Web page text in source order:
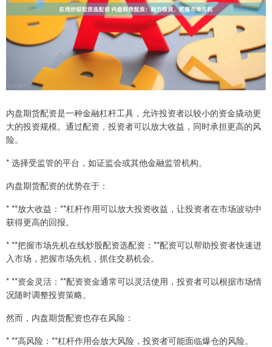
内盘期货配资是一种金融杠杆工具，允许投资者以较小的资金撬动更
大的投资规模。通过配资，投资者可以放大收益，同时承担更高的风
险。
* 选择受监管的平台，如证监会或其他金融监管机构。
内盘期货配资的优势在于：
* **放大收益：**杠杆作用可以放大投资收益，让投资者在市场波动中
获得更高的回报。
* **把握市场先机在线炒股配资选配资：**配资可以帮助投资者快速进
入市场，把握市场先机，抓住交易机会。
* **资金灵活：**配资资金通常可以灵活使用，投资者可以根据市场情
况随时调整投资策略。
然而，内盘期货配资也存在风险：
* **高风险：**杠杆作用会放大风险，投资者可能面临爆仓的风险。